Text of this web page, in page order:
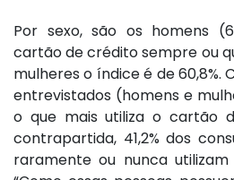
Por sexo, são os homens
cartão de crédito sempre ou
mulheres o índice é de 60,8%.
entrevistados (homens e
o que mais utiliza o cartão
contrapartida, 41,2% dos
raramente ou nunca